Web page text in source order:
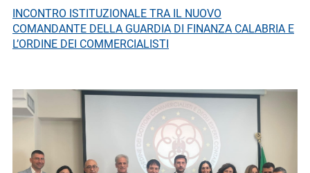
INCONTRO ISTITUZIONALE TRA IL NUOVO
COMANDANTE DELLA GUARDIA DI FINANZA CALABRIA E
L’ORDINE DEI COMMERCIALISTI